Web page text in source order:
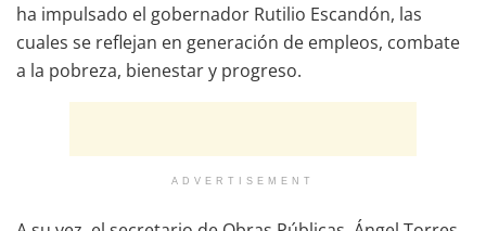
ha impulsado el gobernador Rutilio Escandón, las
cuales se reflejan en generación de empleos, combate
a la pobreza, bienestar y progreso.
ADVERTISEMENT